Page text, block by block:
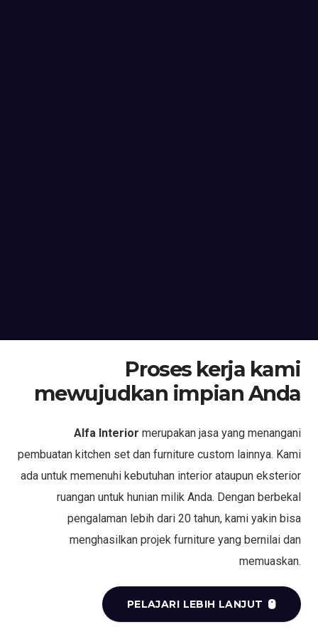
Proses kerja kami
mewujudkan impian Anda
Alfa Interior merupakan jasa yang menangani
pembuatan kitchen set dan furniture custom lainnya. Kami
ada untuk memenuhi kebutuhan interior ataupun eksterior
ruangan untuk hunian milik Anda. Dengan berbekal
pengalaman lebih dari 20 tahun, kami yakin bisa
menghasilkan projek furniture yang bernilai dan
memuaskan.
PELAJARI LEBIH LANJUT